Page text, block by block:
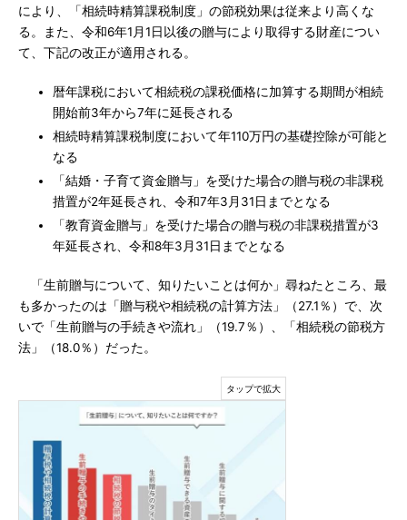
により、「相続時精算課税制度」の節税効果は従来より高くな
る。また、令和6年1月1日以後の贈与により取得する財産につい
て、下記の改正が適用される。
暦年課税において相続税の課税価格に加算する期間が相続
開始前3年から7年に延長される
相続時精算課税制度において年110万円の基礎控除が可能と
なる
「結婚・子育て資金贈与」を受けた場合の贈与税の非課税
措置が2年延長され、令和7年3月31日までとなる
「教育資金贈与」を受けた場合の贈与税の非課税措置が3
年延長され、令和8年3月31日までとなる
「生前贈与について、知りたいことは何か」尋ねたところ、最
も多かったのは「贈与税や相続税の計算方法」（27.1％）で、次
いで「生前贈与の手続きや流れ」（19.7％）、「相続税の節税方
法」（18.0％）だった。